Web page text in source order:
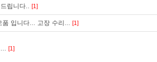
립니다.. [1]
품 입니다... 고장 수리... [1]
[1]